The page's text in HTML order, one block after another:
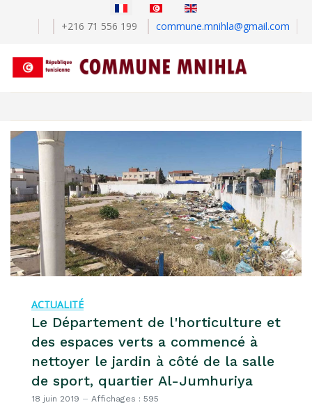
Sélectionnez votre langue
+216 71 556 199
commune.mnihla@gmail.com
ACTUALITÉ
Le Département de l'horticulture et
des espaces verts a commencé à
nettoyer le jardin à côté de la salle
de sport, quartier Al-Jumhuriya
18 juin 2019 Affichages : 595